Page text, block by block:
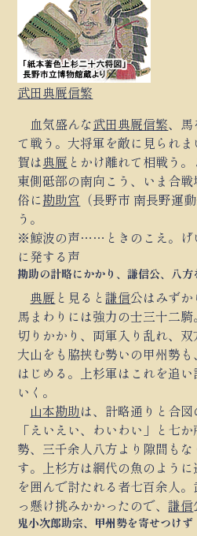
武田典厩信繁
血気盛んな武田典厩信繁、馬
て戦う。大将軍を敵に見られ
賀は典厩 とかけ離れて相戦う
東側砥部の南向こう、いま合戦
俗に勘助宮 （長野市 南長野運
う。
※鯨波の声……ときのこえ。げ
に発する声
勘助の計略にかかり、謙信公、八方
典厩 と見ると謙信公はみずか
馬まわりには強力の士三十二騎
切りかかり、両軍入り乱れ、双
大山をも脇挟む勢いの甲州勢
はじめる。上杉軍はこれを追
いく。
山本勘助は、計略通りと合図
「えいえい、わいわい」と七
勢、三千余人八方より隙間も
す。上杉方は網代の魚のよう
を囲んで討たれる者七百余人
っ懸け挑みかかったので、謙信
鬼小次郎助宗、甲州勢を寄せつけず